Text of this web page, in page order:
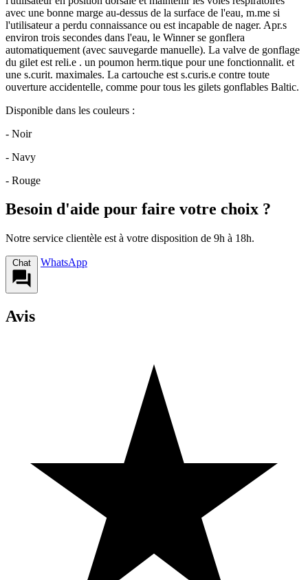
avec une bonne marge au-dessus de la surface de l'eau, m.me si
l'utilisateur a perdu connaissance ou est incapable de nager. Apr.s
environ trois secondes dans l'eau, le Winner se gonflera
automatiquement (avec sauvegarde manuelle). La valve de gonflage
du gilet est reli.e . un poumon herm.tique pour une fonctionnalit. et
une s.curit. maximales. La cartouche est s.curis.e contre toute
ouverture accidentelle, comme pour tous les gilets gonflables Baltic.
Disponible dans les couleurs :
- Noir
- Navy
- Rouge
Besoin d'aide pour faire votre choix ?
Notre service clientèle est à votre disposition de 9h à 18h.
Chat WhatsApp
Avis